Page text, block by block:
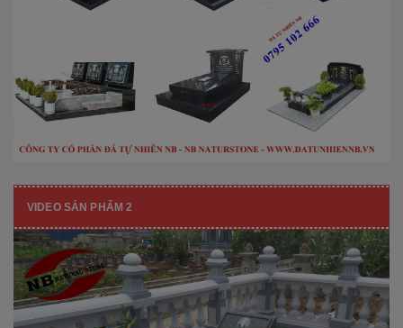
VIDEO SẢN PHẨM 2